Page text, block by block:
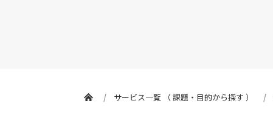
サービス一覧 （ 課題・目的から探す ）